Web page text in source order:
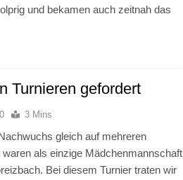
und bekamen auch zeitnah das
Turnieren gefordert
0 3 Mins
gleich auf mehreren
als einzige Mädchenmannschaft
Bei diesem Turnier traten wir